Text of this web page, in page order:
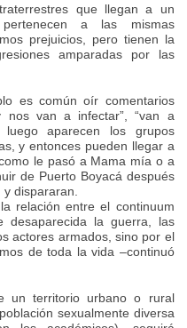
que llegan a un
a las mismas
prejuicios, pero tienen la
amparadas por las
es común oír comentarios
nos van a infectar”, “van a
aparecen los grupos
y entonces pueden llegar a
le pasó a Mama mía o a
de Puerto Boyacá después
dispararan.
relación entre el continuum
desaparecida la guerra, las
actores armados, sino por el
de toda la vida –continuó
un territorio urbano o rural
sexualmente diversa